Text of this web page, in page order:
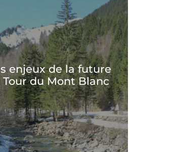
enjeux de la future
du Mont Blanc